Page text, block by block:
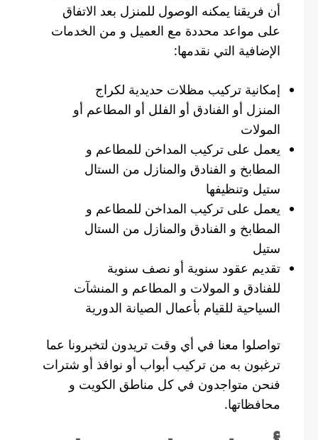
أن فريقنا يمكنه الوصول للمنزل بعد الاتفاق
على مواعد محددة مع العميل و من الخدمات
الإضافية التي نقدمها:
إمكانية تركيب مظلات حديدية لكراج
المنزل أو الفنادق أو الفلل أو المطاعم أو
المولات
يعمل على تركيب المداخن للمطاعم و
المطابخ و الفنادق والمنازل من الستال
ستيل وتنظيفها
يعمل على تركيب المداخن للمطاعم و
المطابخ و الفنادق والمنازل من الستال
ستيل
تقديم عقود سنوية أو نصف سنوية
للفنادق و المولات و المطاعم و المنشآت
السياحية للقيام بأعمال الصيانة الدورية
تواصلوا معنا في أي وقت تريدون لتخبرونا عما
ترغبون به من تركيب أبواب أو نوافذ أو شترات
فنحن متواجدون في كل مناطق الكويت و
محافظاتها.